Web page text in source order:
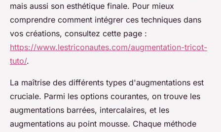
mais aussi son esthétique finale. Pour mieux
comprendre comment intégrer ces techniques dans
vos créations, consultez cette page :
https://www.lestriconautes.com/augmentation-tricot-
tuto/.
La maîtrise des différents types d'augmentations est
cruciale. Parmi les options courantes, on trouve les
augmentations barrées, intercalaires, et les
augmentations au point mousse. Chaque méthode